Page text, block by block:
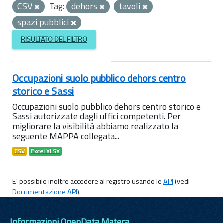
CSV
Tag: dehors
tavoli
spazi pubblici
RISULTATO DEL FILTRO
Occupazioni suolo pubblico dehors centro
storico e Sassi
Occupazioni suolo pubblico dehors centro storico e
Sassi autorizzate dagli uffici competenti. Per
migliorare la visibilità abbiamo realizzato la
seguente MAPPA collegata...
CSV Excel XLSX
E' possibile inoltre accedere al registro usando leAPI(vedi
Documentazione API).